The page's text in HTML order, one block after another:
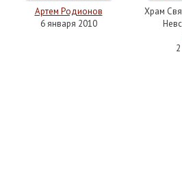
Артем Родионов
6 января 2010
Храм